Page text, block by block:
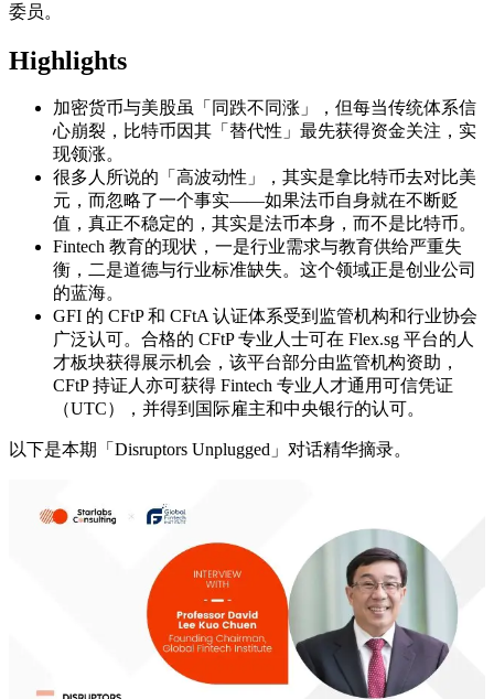
委员。
Highlights
加密货币与美股虽「同跌不同涨」，但每当传统体系信
心崩裂，比特币因其「替代性」最先获得资金关注，实
现领涨。
很多人所说的「高波动性」，其实是拿比特币去对比美
元，而忽略了一个事实——如果法币自身就在不断贬
值，真正不稳定的，其实是法币本身，而不是比特币。
Fintech 教育的现状，一是行业需求与教育供给严重失
衡，二是道德与行业标准缺失。这个领域正是创业公司
的蓝海。
GFI 的 CFtP 和 CFtA 认证体系受到监管机构和行业协会
广泛认可。合格的 CFtP 专业人士可在 Flex.sg 平台的人
才板块获得展示机会，该平台部分由监管机构资助，
CFtP 持证人亦可获得 Fintech 专业人才通用可信凭证
（UTC），并得到国际雇主和中央银行的认可。
以下是本期「Disruptors Unplugged」对话精华摘录。